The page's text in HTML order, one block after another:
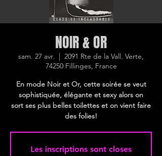
NOIR & OR
sam. 27 avr.
  |
2091 Rte de la Vall. Verte,
74250 Fillinges, France
En mode Noir et Or, cette soirée se veut
sophistiquée, élégante et sexy alors on
sort ses plus belles toilettes et on vient faire
des folies!
Les inscriptions sont closes